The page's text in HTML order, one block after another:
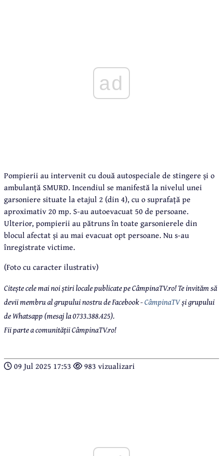
ad
Pompierii au intervenit cu două autospeciale de stingere și o
ambulanță SMURD. Incendiul se manifestă la nivelul unei
garsoniere situate la etajul 2 (din 4), cu o suprafață pe
aproximativ 20 mp. S-au autoevacuat 50 de persoane.
Ulterior, pompierii au pătruns în toate garsonierele din
blocul afectat și au mai evacuat opt persoane. Nu s-au
înregistrate victime.
(Foto cu caracter ilustrativ)
Citește cele mai noi știri locale publicate pe CâmpinaTV.ro! Te invităm să
devii membru al grupului nostru de Facebook -CâmpinaTVși grupului
de Whatsapp (mesaj la 0733.388.425).
Fii parte a comunității CâmpinaTV.ro!
09 Jul 2025 17:53 983 vizualizari